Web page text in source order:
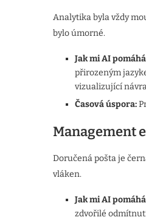
Analytika byla vždy
bylo úmorné.
Jak mi AI
přirozeným
vizualizující
Časová úspora:
Management
Doručená pošta je
vláken.
Jak mi AI
zdvořilé